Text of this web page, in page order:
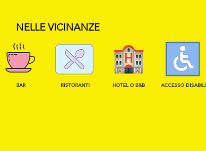
NELLE VICINANZE
BAR RISTORANTI HOTEL O B&B ACCESSO DISABILI